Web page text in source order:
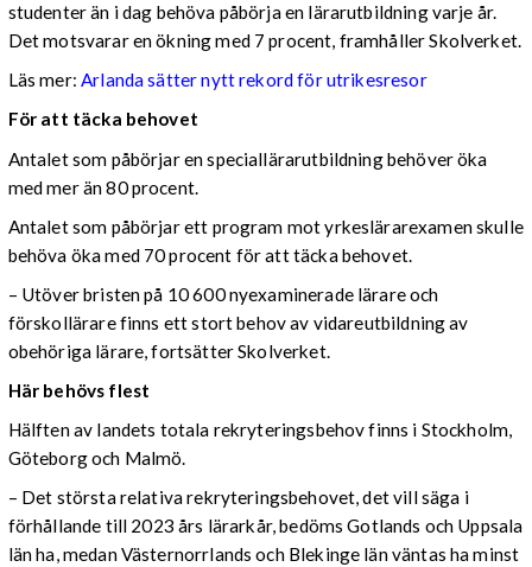
studenter än i dag behöva påbörja en lärarutbildning varje år.
Det motsvarar en ökning med 7 procent, framhåller Skolverket.
Läs mer:Arlanda sätter nytt rekord för utrikesresor
För att täcka behovet
Antalet som påbörjar en speciallärarutbildning behöver öka
med mer än 80 procent.
Antalet som påbörjar ett program mot yrkeslärarexamen skulle
behöva öka med 70 procent för att täcka behovet.
– Utöver bristen på 10 600 nyexaminerade lärare och
förskollärare finns ett stort behov av vidareutbildning av
obehöriga lärare, fortsätter Skolverket.
Här behövs flest
Hälften av landets totala rekryteringsbehov finns i Stockholm,
Göteborg och Malmö.
– Det största relativa rekryteringsbehovet, det vill säga i
förhållande till 2023 års lärarkår, bedöms Gotlands och Uppsala
län ha, medan Västernorrlands och Blekinge län väntas ha minst